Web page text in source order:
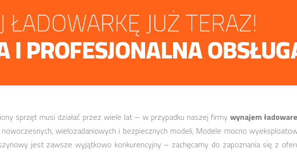
ŁADOWARKĘ JUŻ TERAZ!
I PROFESJONALNA
sprzęt musi działać przez wiele lat – w przypadku naszej firmy wynajem
wielozadaniowych i bezpiecznych modeli, Modele mocno
jest zawsze wyjątkowo konkurencyjny – zachęcamy do zapoznania się z